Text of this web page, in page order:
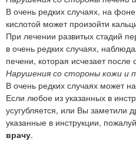
В очень редких случаях, на
кислотой может произойти
При лечении развитых стадий
в очень редких случаях,
печени, которая исчезает
Нарушения со стороны кожи и
В очень редких случаях может
Если любое из указанных в
усугубляется, или Вы заметили
указанные в инструкции,
врачу.